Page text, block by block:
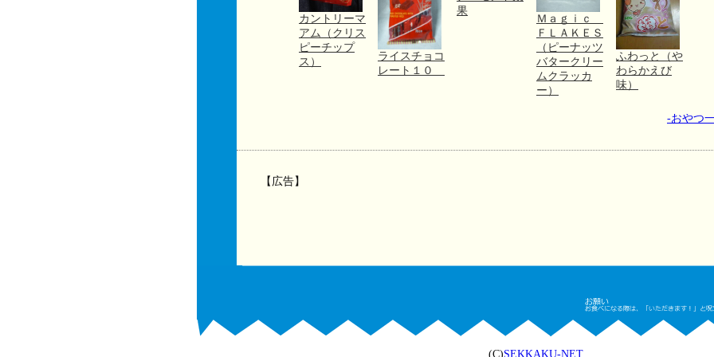
カントリーマ
アム（クリス
ピーチップ
ス）
ライスチョコ
レート１０
果
Ｍａｇｉｃ
ＦＬＡＫＥＳ
（ピーナッツ
バタークリー
ムクラッカ
ー）
ふわっと（や
わらかえび
味）
-おやつ
【広告】
(C)SEKKAKU-NET